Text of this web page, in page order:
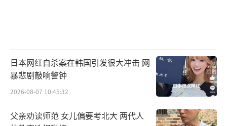
日本网红自杀案在韩国引发很大冲击 网
暴悲剧敲响警钟
2026-08-07 10:45:32
父亲劝读师范 女儿偏要考北大 两代人